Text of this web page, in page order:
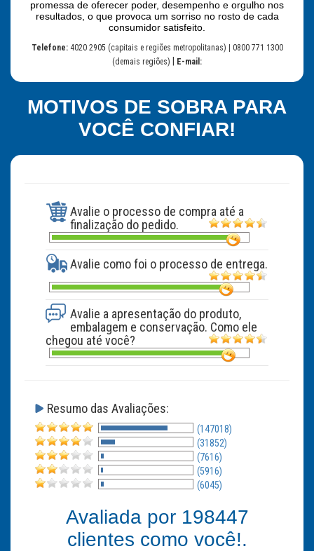
promessa de oferecer poder, desempenho e orgulho nos
resultados, o que provoca um sorriso no rosto de cada
consumidor satisfeito.
Telefone: 4020 2905 (capitais e regiões metropolitanas) | 0800 771 1300
(demais regiões)
E-mail:
MOTIVOS DE SOBRA PARA
VOCÊ CONFIAR!
Avalie o processo de compra até a
finalização do pedido.
Avalie como foi o processo de entrega.
Avalie a apresentação do produto,
embalagem e conservação. Como ele
chegou até você?
Resumo das Avaliações:
(147018)
(31852)
(7616)
(5916)
(6045)
Avaliada por 198447
clientes como você!.